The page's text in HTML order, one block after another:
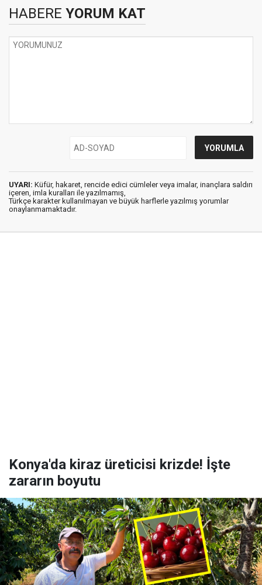
HABERE YORUM KAT
UYARI: Küfür, hakaret, rencide edici cümleler veya imalar, inançlara saldırı
içeren, imla kuralları ile yazılmamış,
Türkçe karakter kullanılmayan ve büyük harflerle yazılmış yorumlar
onaylanmamaktadır.
Konya'da kiraz üreticisi krizde! İşte
zararın boyutu